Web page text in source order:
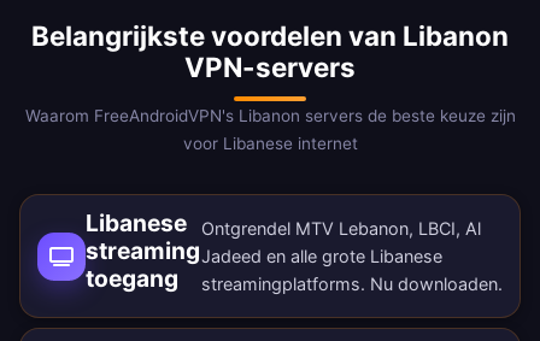
Belangrijkste voordelen van Libanon
VPN-servers
Waarom FreeAndroidVPN's Libanon servers de beste keuze zijn
voor Libanese internet
Libanese
streaming
toegang
Ontgrendel MTV Lebanon, LBCI, Al
Jadeed en alle grote Libanese
streamingplatforms. Nu downloaden.